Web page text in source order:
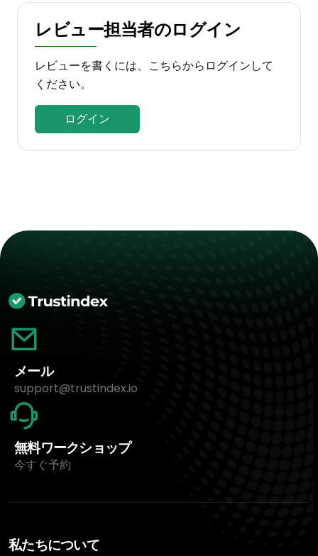
レビュー担当者のログイン
レビューを書くには、こちらからログインして
ください。
ログイン
メール
support@trustindex.io
無料ワークショップ
今すぐ予約
私たちについて